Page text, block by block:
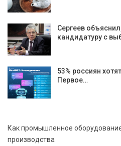
Сергеев
кандидатуру с
53% россиян
Первое…
Как промышленное
производства